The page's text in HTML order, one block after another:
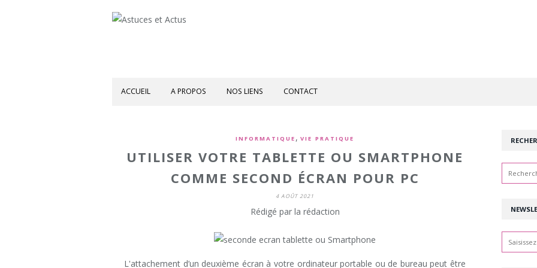
ACCUEIL A PROPOS NOS LIENS CONTACT
INFORMATIQUE , VIE PRATIQUE
UTILISER VOTRE TABLETTE OU SMARTPHONE
COMME SECOND ÉCRAN POUR PC
4 AOÛT 2021
Rédigé par la rédaction
L'attachement d’un deuxième écran à votre ordinateur portable ou de bureau peut être